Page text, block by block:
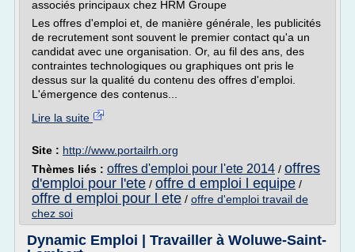
associés principaux chez HRM Groupe
Les offres d'emploi et, de manière générale, les publicités
de recrutement sont souvent le premier contact qu'a un
candidat avec une organisation. Or, au fil des ans, des
contraintes technologiques ou graphiques ont pris le
dessus sur la qualité du contenu des offres d'emploi.
L'émergence des contenus...
Lire la suite
Site : http://www.portailrh.org
Thèmes liés : offres d'emploi pour l'ete 2014 / offres
d'emploi pour l'ete / offre d emploi l equipe /
offre d emploi pour l ete / offre d'emploi travail de
chez soi
Dynamic Emploi | Travailler à Woluwe-Saint-